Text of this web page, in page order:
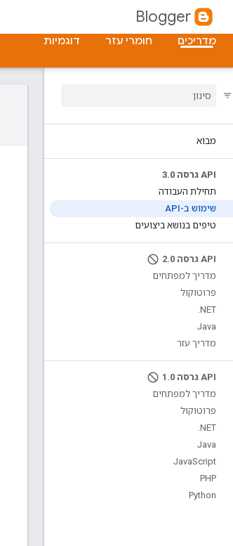
Blogger
מדריכים
חומרי עזר דוגמיות
מבוא
API גרסה 3 .0
תחילת העבודה
שימוש ב-API
טיפים בנושא ביצועים
API גרסה 2 .0
מדריך למפתחים
פרוטוקול
.NET
Java
מדריך עזר
API גרסה 1 .0
מדריך למפתחים
פרוטוקול
.NET
Java
JavaScript
PHP
Python